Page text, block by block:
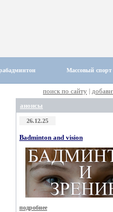
Массовый спорт
поиск по сайту |
анонсы
26.12.25
Badminton and vision
подробнее